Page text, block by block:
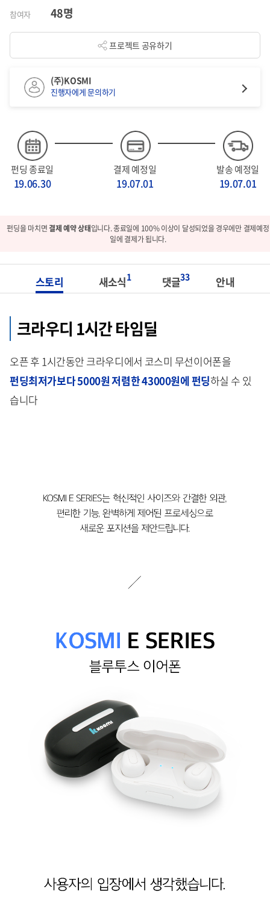
참여자 48명
프로젝트 공유하기
펀딩 종료일
19.06.30
결제 예정일
19.07.01
발송 예정일
19.07.01
(주)KOSMI
진행자에게 문의하기
펀딩을 마치면결제 예약 상태입니다. 종료일에 100% 이상이 달성되었을 경우에만 결제예정
일에 결제가 됩니다.
스토리 새소식1 댓글33 안내
크라우디 1시간 타임딜
오픈 후 1시간동안 크라우디에서 코스미 무선이어폰을
펀딩최저가보다 5000원 저렴한 43000원에 펀딩하실 수 있
습니다